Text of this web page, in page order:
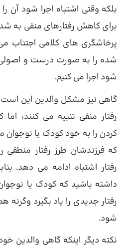
بلکه وقتی اشتباه اجرا شود آن
برای کاهش رفتارهای منفی به
پرخاشگری های کلامی اجتناب
شده را به صورت درست و اصولی
شود اجرا می کنیم.
گاهی نیز مشکل والدین این است
رفتار منفی تنبیه می کنند،
کردن را به خود کودک یا نوجوان
که فرزندشان طرز رفتار
رفتار اشتباه ادامه می دهد.
داشته باشید که کودک یا
رفتار جدیدی را یاد بگیرد وگرنه
شود.
نکته دیگر اینکه گاهی والدین